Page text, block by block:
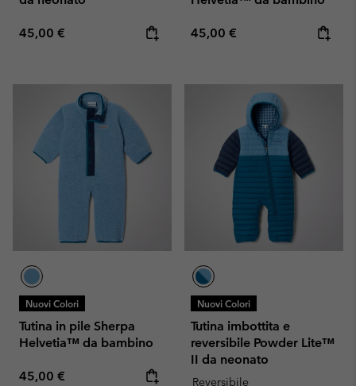
Regular price:
45,00 € Regular price:
45,00 €
Nuovi Colori
Tutina in pile Sherpa
Helvetia™ da bambino
Regular price:
45,00 €
Nuovi Colori
Tutina imbottita e
reversibile Powder Lite™
II da neonato
Reversibile